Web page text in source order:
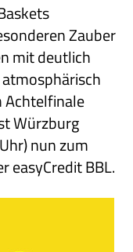
Zauber
mit deutlich
Achtelfinale
Würzburg
nun zum
easyCredit BBL.